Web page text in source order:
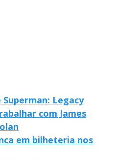
Legacy
com James
em bilheteria nos